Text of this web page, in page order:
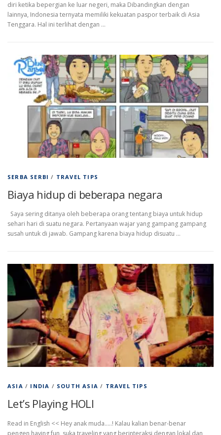
diri ketika bepergian ke luar negeri, maka Dibandingkan dengan
lainnya, Indonesia ternyata memiliki kekuatan paspor terbaik di Asia
Tenggara. Hal ini terlihat dengan …
SERBA SERBI / TRAVEL TIPS
Biaya hidup di beberapa negara
Saya sering ditanya oleh beberapa orang tentang biaya untuk hidup
sehari hari di suatu negara. Pertanyaan wajar yang gampang gampang
susah untuk di jawab. Gampang karena biaya hidup disuatu …
ASIA / INDIA / SOUTH ASIA / TRAVEL TIPS
Let’s Playing HOLI
Read in English << Hey anak muda…..! Kalau kalian benar-benar
pengen having fun, suka traveling yang berinteraksi dengan lokal dan